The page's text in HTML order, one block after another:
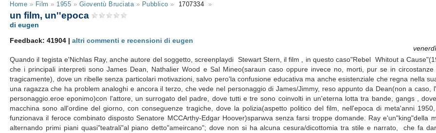
Home » Film » 1955 » Gioventù Bruciata» Pubblico » 1707334 »
un film, un''epoca
di eugen
Feedback: 41904 |altri commenti e recensioni di eugen
Quando il tegista e'Nichlas Ray, anche autore del soggetto, screenplaydi Stewart Stern, il film , in questo caso"Rebel Whitout a
che i principali interpreti sono James Dean, Nathalier Wood e Sal Mineo(saraun caso oppure invece no, morti, pur se in
tragicamente), dove un ribelle senza particolari motivazioni, salvo pero'la confusione educativa ma anche esistenziale che regna nella
una ragazza che ha problem analoghi e ancora il terzo, che vede nel personaggio di James/Jimmy, reso appunto da Dean(non a caso,
personaggio.eroe eponimo)con l'attore, un surrogato del padre, dove tutti e tre sono coinvolti in un'eterna lotta tra bande, gangs ,
macchina sono all'ordine del giorno, con conseguenze tragiche, dove la polizia(aspetto politico del film, nell'epoca di meta'anni
funzionava il feroce combinato disposto Senatore MCCArthy-Edgar Hoover)sparwva senza farsi troppe domande. Ray e'un"king"della
alternando primi piani quasi"teatrali"al piano detto"ameircano"; dove non si ha alcuna cesura/dicottomia tra stile e narrato, che fa